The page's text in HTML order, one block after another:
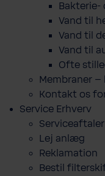
Bakterie-​
Vand til
Vand til
Vand til
Ofte
Membraner
Kontakt os
Service Erhverv
Lej anlæg
Reklamation
Bestil